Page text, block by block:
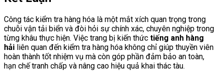
Công tác kiểm tra hàng hóa là một mắt xích quan trọng trong
chuỗi vận tải biển và đòi hỏi sự chính xác, chuyên nghiệp trong
từng khâu thực hiện. Việc trang bị kiến thức tiếng anh hàng
hải liên quan đến kiểm tra hàng hóa không chỉ giúp thuyền viên
hoàn thành tốt nhiệm vụ mà còn góp phần đảm bảo an toàn,
hạn chế tranh chấp và nâng cao hiệu quả khai thác tàu.